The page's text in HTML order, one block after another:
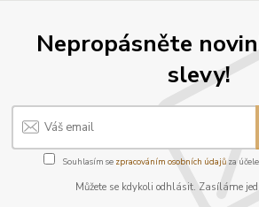
Nepropásněte
slevy!
Souhlasím se zpracováním osobních údajůza
Můžete se kdykoli odhlásit. Zasíláme